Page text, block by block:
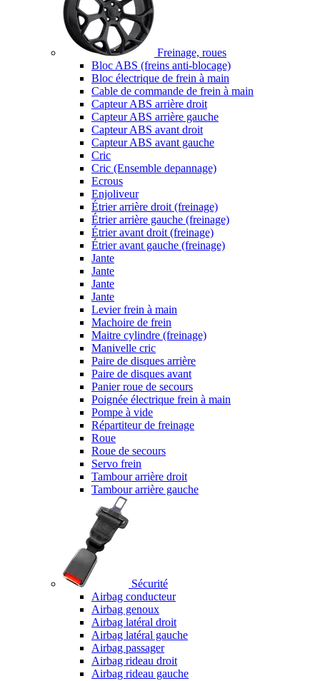
Freinage, roues
Bloc ABS (freins anti-blocage)
Bloc électrique de frein à main
Cable de commande de frein à main
Capteur ABS arrière droit
Capteur ABS arrière gauche
Capteur ABS avant droit
Capteur ABS avant gauche
Cric
Cric (Ensemble depannage)
Ecrous
Enjoliveur
Étrier arrière droit (freinage)
Étrier arrière gauche (freinage)
Étrier avant droit (freinage)
Étrier avant gauche (freinage)
Jante
Jante
Jante
Jante
Levier frein à main
Machoire de frein
Maitre cylindre (freinage)
Manivelle cric
Paire de disques arrière
Paire de disques avant
Panier roue de secours
Poignée électrique frein à main
Pompe à vide
Répartiteur de freinage
Roue
Roue de secours
Servo frein
Tambour arrière droit
Tambour arrière gauche
Sécurité
Airbag conducteur
Airbag genoux
Airbag latéral droit
Airbag latéral gauche
Airbag passager
Airbag rideau droit
Airbag rideau gauche